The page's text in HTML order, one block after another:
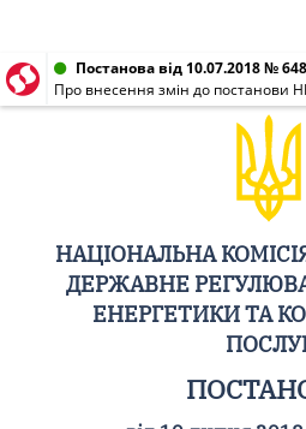
Постанова від 10.07.2018 № 648
НАЦІОНАЛЬНА
ДЕРЖАВНЕ
ЕНЕРГЕТИКИ ТА